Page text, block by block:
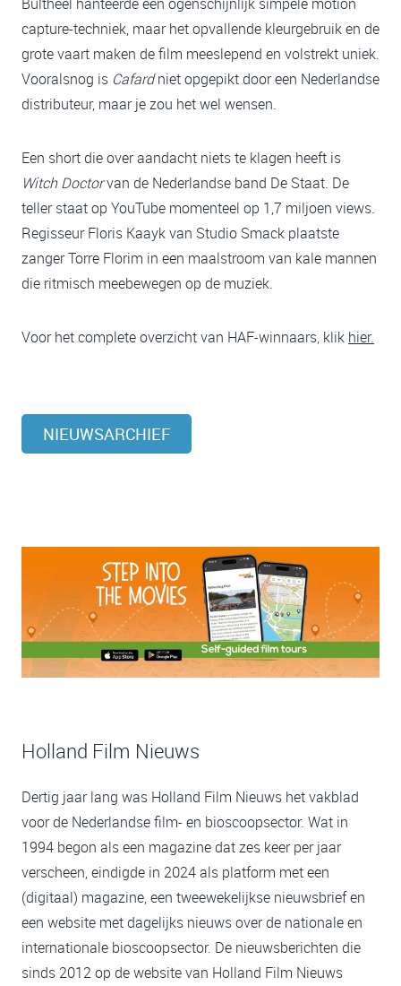
capture-techniek, maar het opvallende kleurgebruik en de
grote vaart maken de film meeslepend en volstrekt uniek.
Vooralsnog is Cafardniet opgepikt door een Nederlandse
distributeur, maar je zou het wel wensen.
Een short die over aandacht niets te klagen heeft is
Witch Doctorvan de Nederlandse band De Staat. De
teller staat op YouTube momenteel op 1,7 miljoen views.
Regisseur Floris Kaayk van Studio Smack plaatste
zanger Torre Florim in een maalstroom van kale mannen
die ritmisch meebewegen op de muziek.
Voor het complete overzicht van HAF-winnaars, klik hier.
NIEUWSARCHIEF
Holland Film Nieuws
Dertig jaar lang was Holland Film Nieuws het vakblad
voor de Nederlandse film- en bioscoopsector. Wat in
1994 begon als een magazine dat zes keer per jaar
verscheen, eindigde in 2024 als platform met een
(digitaal) magazine, een tweewekelijkse nieuwsbrief en
een website met dagelijks nieuws over de nationale en
internationale bioscoopsector. De nieuwsberichten die
sinds 2012 op de website van Holland Film Nieuws